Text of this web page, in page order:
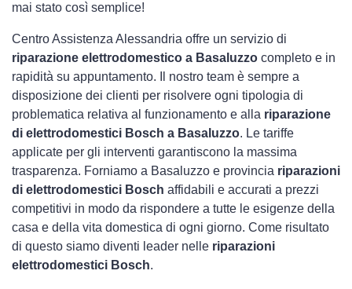
mai stato così semplice!
Centro Assistenza Alessandria offre un servizio di
riparazione elettrodomestico a Basaluzzo completo e in
rapidità su appuntamento. Il nostro team è sempre a
disposizione dei clienti per risolvere ogni tipologia di
problematica relativa al funzionamento e alla riparazione
di elettrodomestici Bosch a Basaluzzo. Le tariffe
applicate per gli interventi garantiscono la massima
trasparenza. Forniamo a Basaluzzo e provincia riparazioni
di elettrodomestici Bosch affidabili e accurati a prezzi
competitivi in modo da rispondere a tutte le esigenze della
casa e della vita domestica di ogni giorno. Come risultato
di questo siamo diventi leader nelle riparazioni
elettrodomestici Bosch.